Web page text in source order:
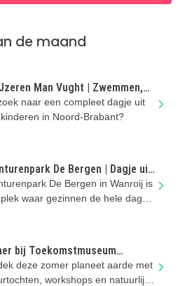
de maand
Man Vught | Zwemmen,
en genieten met kinderen
naar een compleet dagje uit
in Noord-Brabant?
De Bergen | Dagje uit
in Noord-Brabant
De Bergen in Wanroij is
waar gezinnen de hele dag
bij Toekomstmuseum
deze zomer planeet aarde met
workshops en natuurlijk